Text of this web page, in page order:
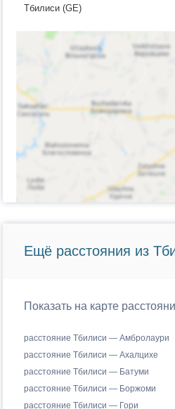
Тбилиси (GE)
Ещё расстояния из
Показать на карте
расстояние Тбилиси — Амбролаури
расстояние Тбилиси — Ахалцихе
расстояние Тбилиси — Батуми
расстояние Тбилиси — Боржоми
расстояние Тбилиси — Гори